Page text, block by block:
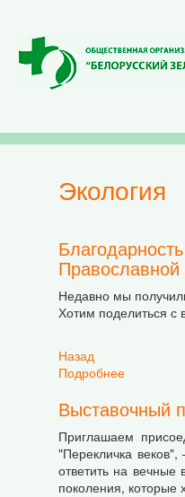
экология
Недавно мы
Хотим поделиться
Назад
Подробнее
Выставочный
Приглашаем
"Перекличка
ответить на
поколения, которые